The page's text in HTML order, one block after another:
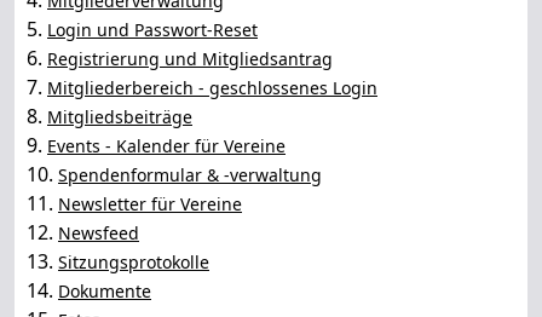
5. Login und Passwort-Reset
6. Registrierung und Mitgliedsantrag
7. Mitgliederbereich - geschlossenes Login
8. Mitgliedsbeiträge
9. Events - Kalender für Vereine
10. Spendenformular & -verwaltung
11. Newsletter für Vereine
12. Newsfeed
13. Sitzungsprotokolle
14. Dokumente